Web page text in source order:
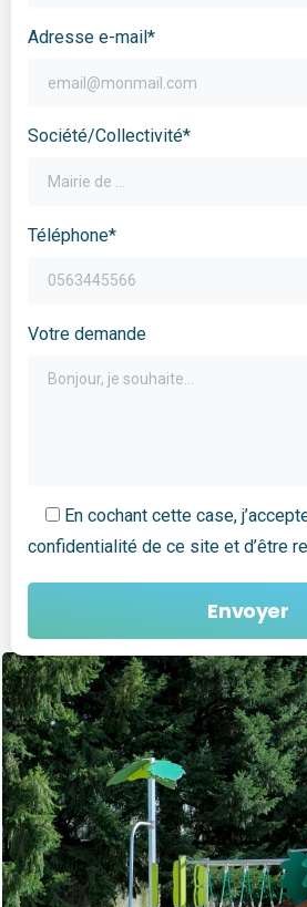
Adresse e-mail*
Société/Collectivité*
Téléphone*
Votre demande
En cochant cette case,
confidentialité de ce site et d’être